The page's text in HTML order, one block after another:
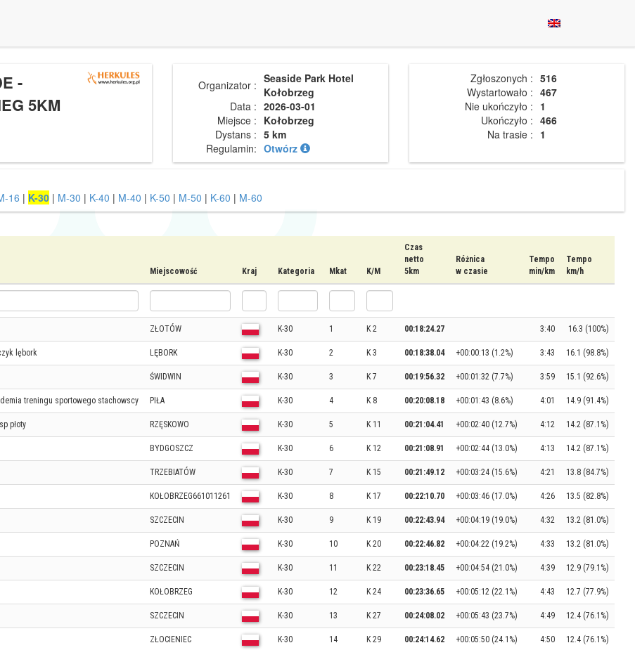
-
5KM
Organizator : Seaside Park Hotel
Kołobrzeg
Data : 2026-03-01
Miejsce : Kołobrzeg
Dystans : 5 km
Regulamin: Otwórz
Zgłoszonych : 516
Wystartowało : 467
Nie ukończyło : 1
Ukończyło : 466
Na trasie : 1
16 | K-30 | M-30 | K-40 | M-40 | K-50 | M-50 | K-60 | M-60
Miejscowość Kraj Kategoria Mkat K/M
Czas
netto
5km
Różnica
w czasie
Tempo
min/km
Tempo
km/h
ZŁOTÓW K-30 1 K 2 00:18:24.27 3:40 16.3 (100%)
lębork LĘBORK K-30 2 K 3 00:18:38.04 +00:00:13 (1.2%) 3:43 16.1 (98.8%)
ŚWIDWIN K-30 3 K 7 00:19:56.32 +00:01:32 (7.7%) 3:59 15.1 (92.6%)
treningu sportowego stachowscy PIŁA K-30 4 K 8 00:20:08.18 +00:01:43 (8.6%) 4:01 14.9 (91.4%)
płoty RZĘSKOWO K-30 5 K 11 00:21:04.41 +00:02:40 (12.7%) 4:12 14.2 (87.1%)
BYDGOSZCZ K-30 6 K 12 00:21:08.91 +00:02:44 (13.0%) 4:13 14.2 (87.1%)
TRZEBIATÓW K-30 7 K 15 00:21:49.12 +00:03:24 (15.6%) 4:21 13.8 (84.7%)
KOŁOBRZEG661011261 K-30 8 K 17 00:22:10.70 +00:03:46 (17.0%) 4:26 13.5 (82.8%)
SZCZECIN K-30 9 K 19 00:22:43.94 +00:04:19 (19.0%) 4:32 13.2 (81.0%)
POZNAŃ K-30 10 K 20 00:22:46.82 +00:04:22 (19.2%) 4:33 13.2 (81.0%)
SZCZECIN K-30 11 K 22 00:23:18.45 +00:04:54 (21.0%) 4:39 12.9 (79.1%)
KOŁOBRZEG K-30 12 K 24 00:23:36.65 +00:05:12 (22.1%) 4:43 12.7 (77.9%)
SZCZECIN K-30 13 K 27 00:24:08.02 +00:05:43 (23.7%) 4:49 12.4 (76.1%)
ZŁOCIENIEC K-30 14 K 29 00:24:14.62 +00:05:50 (24.1%) 4:50 12.4 (76.1%)